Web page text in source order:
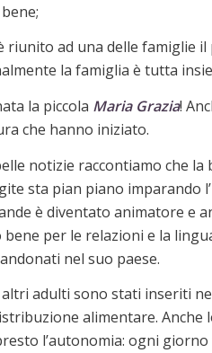
riunito ad una delle famiglie
la famiglia è tutta
la piccola Maria Grazia!
che hanno iniziato.
notizie raccontiamo che
sta pian piano imparando
è diventato animatore e
per le relazioni e la
nel suo paese.
adulti sono stati inseriti
alimentare.
l’autonomia: ogni